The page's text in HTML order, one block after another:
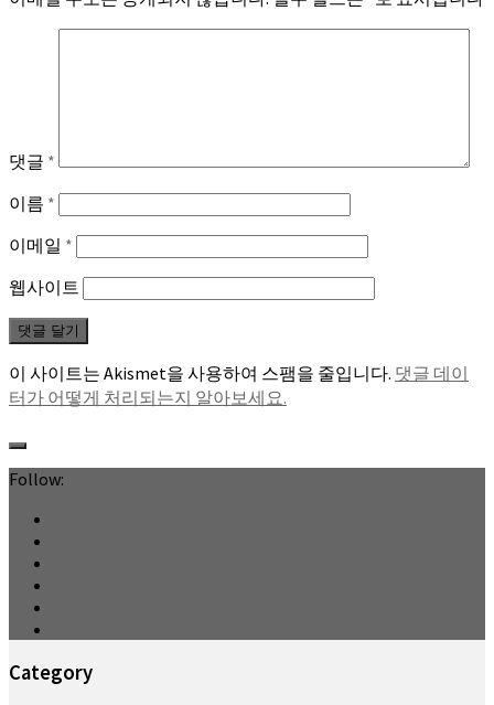
댓글 *
이름 *
이메일 *
웹사이트
이 사이트는 Akismet을 사용하여 스팸을 줄입니다. 댓글 데이
터가 어떻게 처리되는지 알아보세요.
Follow:
Category